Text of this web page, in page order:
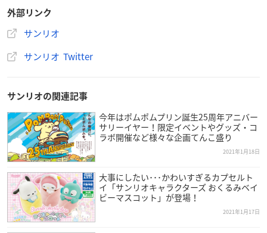
コード長（約）：185cm
材質：ABS、PC
※専用ポーチには本体のみ収納可能です。スタンドは収納でき
ません。
※変換プラグアダプタは付属しておりません。
▼購入はこちら
ハローキティ 海外対応ストレートヘアアイロン
【価格】3,480円
【仕様】
外部リンク
サンリオ
サンリオ Twitter
サンリオの関連記事
今年はポムポムプリン誕生25周年アニバー
サリーイヤー！限定イベントやグッズ・コ
ラボ開催など様々な企画てんこ盛り
2021年1月18日
大事にしたい･･･かわいすぎるカプセルト
イ「サンリオキャラクターズ おくるみベイ
ビーマスコット」が登場！
2021年1月17日